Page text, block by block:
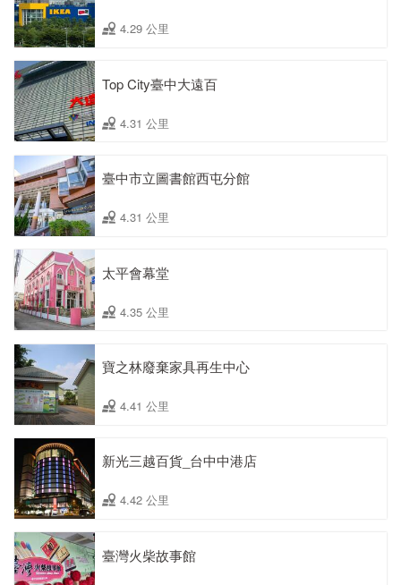
4.29 公里
Top City臺中大遠百
4.31 公里
臺中市立圖書館西屯分館
4.31 公里
太平會幕堂
4.35 公里
寶之林廢棄家具再生中心
4.41 公里
新光三越百貨_台中中港店
4.42 公里
臺灣火柴故事館